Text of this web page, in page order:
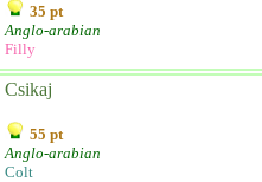
35 pt
Anglo-arabian
Filly
Csikaj
55 pt
Anglo-arabian
Colt